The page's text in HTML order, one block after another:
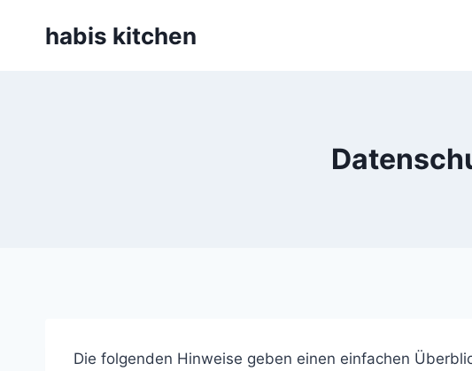
habis kitchen
Die folgenden Hinweise geben einen einfachen